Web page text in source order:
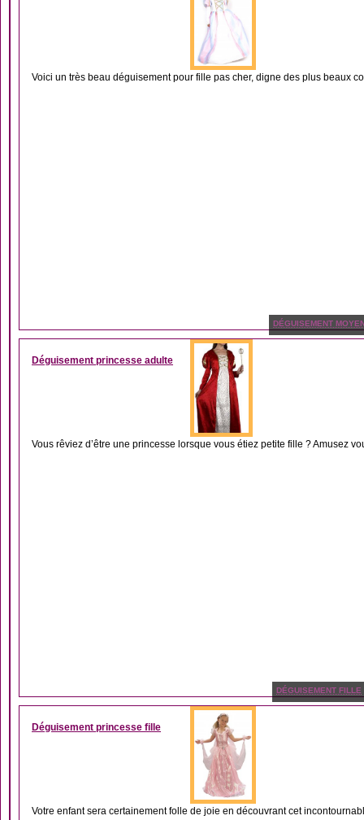
Voici un très beau déguisement pour fille pas cher, digne des plus beaux
DÉGUISEMENT
Déguisement princesse adulte
Vous rêviez d’être une princesse lorsque vous étiez petite fille ? Amusez
DÉGUISEMENT FILLE
Déguisement princesse fille
Votre enfant sera certainement folle de joie en découvrant cet